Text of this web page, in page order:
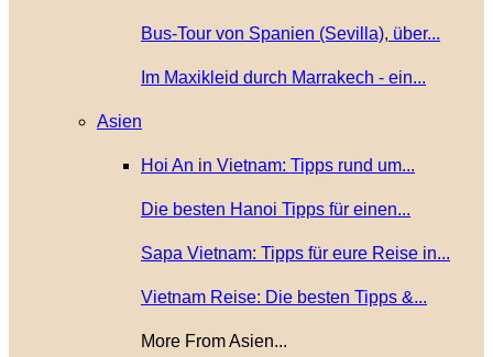
Bus-Tour von Spanien (Sevilla), über...
Im Maxikleid durch Marrakech - ein...
Asien
Hoi An in Vietnam: Tipps rund um...
Die besten Hanoi Tipps für einen...
Sapa Vietnam: Tipps für eure Reise in...
Vietnam Reise: Die besten Tipps &...
More From Asien...